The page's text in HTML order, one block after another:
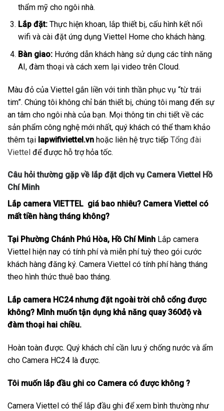
thẩm mỹ cho ngôi nhà.
Lắp đặt:Thực hiện khoan, lắp thiết bị, cấu hình kết nối
wifi và cài đặt ứng dụng Viettel Home cho khách hàng.
Bàn giao:Hướng dẫn khách hàng sử dụng các tính năng
AI, đàm thoại và cách xem lại video trên Cloud.
Màu đỏ của Viettel gắn liền với tinh thần phục vụ “từ trái
tim”. Chúng tôi không chỉ bán thiết bị, chúng tôi mang đến sự
an tâm cho ngôi nhà của bạn. Mọi thông tin chi tiết về các
sản phẩm công nghệ mới nhất, quý khách có thể tham khảo
thêm tại lapwifiviettel.vn hoặc liên hệ trực tiếp Tổng đài
Viettel để được hỗ trợ hỏa tốc.
Câu hỏi thường gặp về lắp đặt dịch vụ Camera Viettel Hồ
Chí Minh
Lắp camera VIETTEL giá bao nhiêu? Camera Viettel có
mất tiền hàng tháng không?
Tại Phường Chánh Phú Hòa, Hồ Chí Minh Lắp camera
Viettel hiện nay có tính phí và miễn phí tuỳ theo gói cước
khách hàng đăng ký. Camera Viettel có tính phí hàng tháng
theo hình thức thuê bao tháng.
Lắp camera HC24 nhưng đặt ngoài trời chỗ cổng được
không? Mình muốn tận dụng khả năng quay 360độ và
đàm thoại hai chiều.
Hoàn toàn được. Quý khách chỉ cần lưu ý chống nước và ẩm
cho Camera HC24 là được.
Tôi muốn lắp đầu ghi co Camera có được không ?
Camera Viettel có thể lắp đầu ghi để xem bình thường như